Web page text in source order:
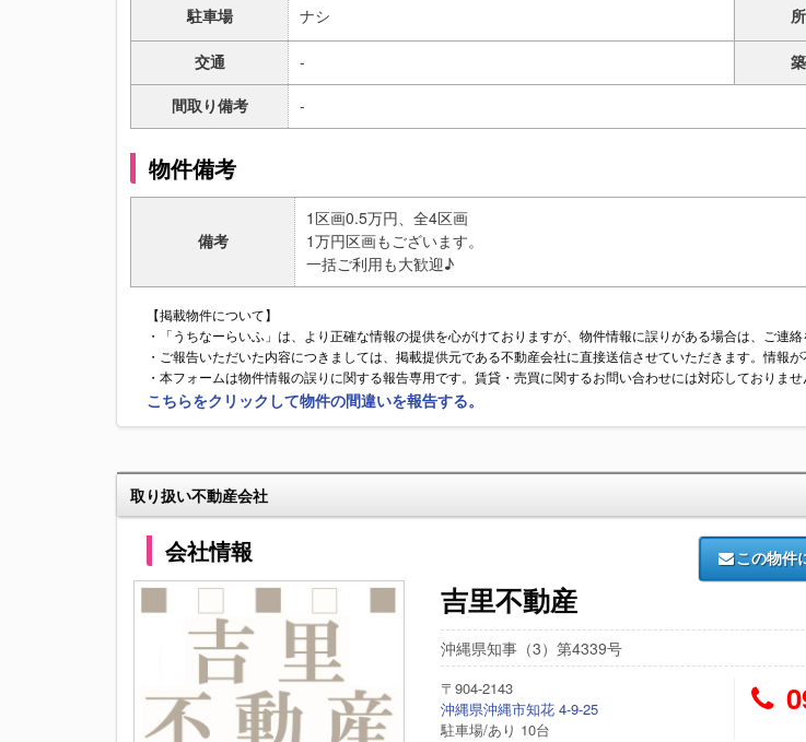
駐車場 ナシ
交通 -
間取り備考
-
物件備考
備考
1区画0.5万円、全4区画
1万円区画もございます。
一括ご利用も大歓迎♪
【掲載物件について】
・「うちなーらいふ」は、より正確な情報の提供を心がけておりますが、物件情報に誤りがある場合は、ご連絡
・ご報告いただいた内容につきましては、掲載提供元である不動産会社に直接送信させていただきます。情報
・本フォームは物件情報の誤りに関する報告専用です。賃貸・売買に関するお問い合わせには対応しておりませ
こちらをクリックして物件の間違いを報告する。
取り扱い不動産会社
会社情報 この物件
吉里不動産
沖縄県知事（3）第4339号
〒904-2143
沖縄県沖縄市知花 4-9-25
駐車場/あり 10台